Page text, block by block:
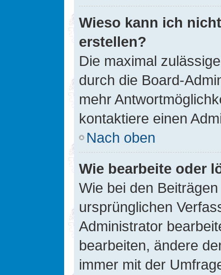
Wieso kann ich
erstellen?
Die maximal
durch die Board-
mehr
kontaktiere einen
Nach oben
Wie bearbeite oder
Wie bei den
ursprünglichen
Administrator
bearbeiten, ändere
immer mit der